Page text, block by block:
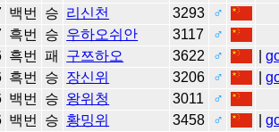
백번 승 리신천 3293
♂
흑번 승 우하오쉬안 3117
♂
흑번 패 구쯔하오 3622 ♂ |
흑번 승 장신위 3206 ♂ |
백번 승 왕위청 3011
♂
백번 승 황밍위 3458 ♂ |